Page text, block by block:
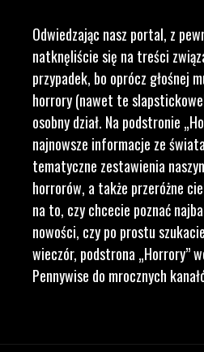
Odwiedzając nasz portal, z
natknęliście się na treści
przypadek, bo oprócz głośnej
horrory (nawet te
osobny dział. Na podstronie
najnowsze informacje ze
tematyczne zestawienia
horrorów, a także przeróżne
na to, czy chcecie poznać
nowości, czy po prostu
wieczór, podstrona „Horrory”
Pennywise do mrocznych